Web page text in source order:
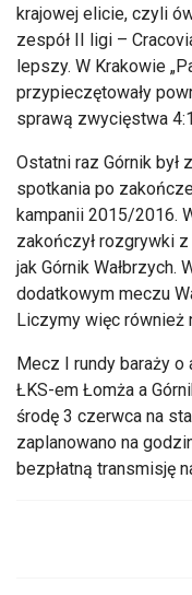
krajowej elicie, czyli
zespół II ligi –
lepszy. W Krakowie
przypieczętowały
sprawą zwycięstwa
Ostatni raz Górnik
spotkania po
kampanii 2015/2016.
zakończył rozgrywki
jak Górnik Wałbrzych.
dodatkowym meczu
Liczymy więc również
Mecz I rundy baraży
ŁKS-em Łomża a
środę 3 czerwca na
zaplanowano na
bezpłatną transmisję